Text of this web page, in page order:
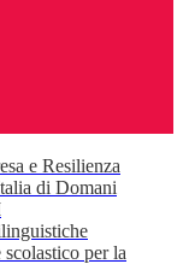
e Resilienza
di Domani
per la